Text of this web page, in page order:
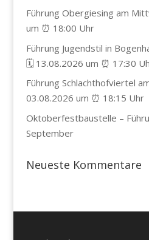
Führung Obergiesing am
um ⏰ 18:00 Uhr
Führung Jugendstil in
🗓️ 13.08.2026 um ⏰ 17:30
Führung Schlachthofviertel
03.08.2026 um ⏰ 18:15 Uhr
Oktoberfestbaustelle –
September
Neueste Kommentare